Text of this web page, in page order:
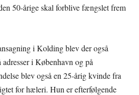
50-årige skal forblive fængslet frem
i Kolding blev der også
i København og på
blev også en 25-årig kvinde fra
for hæleri. Hun er efterfølgende